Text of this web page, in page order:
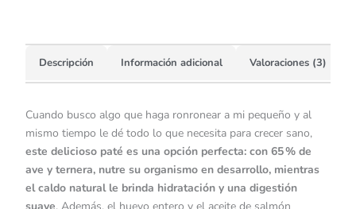
Descripción Información adicional Valoraciones (3)
Cuando busco algo que haga ronronear a mi pequeño y al
mismo tiempo le dé todo lo que necesita para crecer sano,
este delicioso paté es una opción perfecta: con 65 % de
ave y ternera, nutre su organismo en desarrollo, mientras
el caldo natural le brinda hidratación y una digestión